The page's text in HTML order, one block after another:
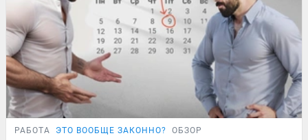
РАБОТА ЭТО ВООБЩЕ ЗАКОННО? ОБЗОР